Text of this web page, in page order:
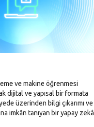
ve makine öğrenmesi
dijital ve yapısal bir formata
üzerinden bilgi çıkarımı ve
imkân tanıyan bir yapay zekâ